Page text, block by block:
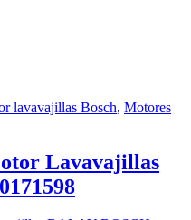
lavavajillas Bosch, Motores
Lavavajillas